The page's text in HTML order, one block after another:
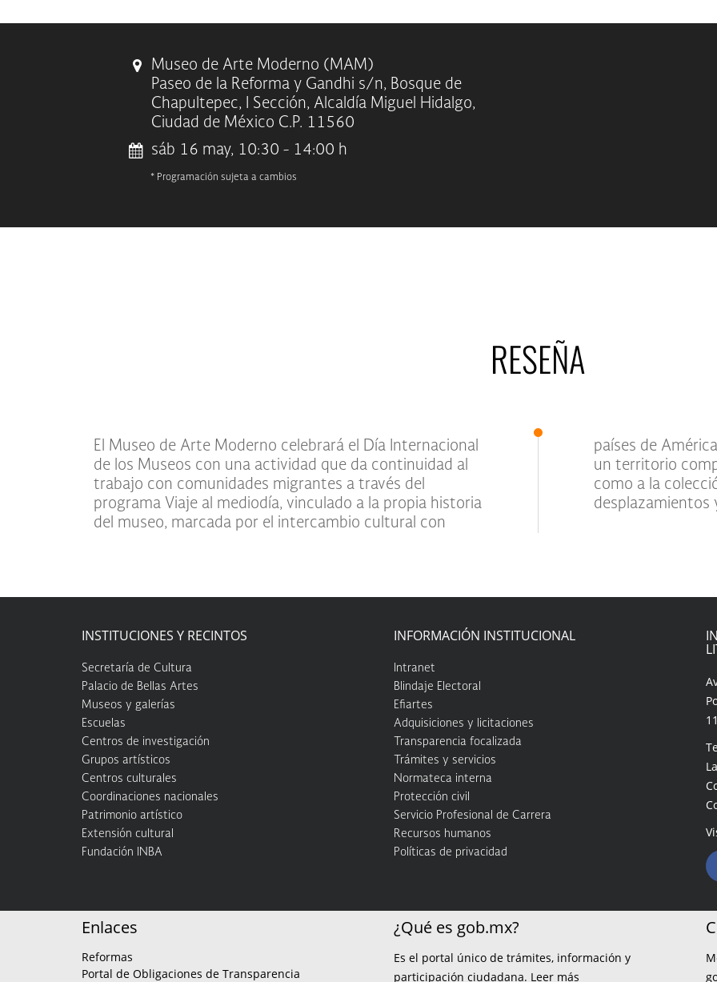
Museo de Arte Moderno (MAM)
Paseo de la Reforma y Gandhi s/n, Bosque de
Chapultepec, I Sección, Alcaldía Miguel Hidalgo,
Ciudad de México C.P. 11560
sáb 16 may, 10:30 - 14:00 h
* Programación sujeta a cambios
RESEÑA
El Museo de Arte Moderno celebrará el Día Internacional
de los Museos con una actividad que da continuidad al
trabajo con comunidades migrantes a través del
programa Viaje al mediodía, vinculado a la propia historia
del museo, marcada por el intercambio cultural con
países de América Latina, entendiendo a la región como
un territorio compartido de identidad y pertenencia, así
como a la colección en la que persiste una huella de los
desplazamientos
INSTITUCIONES Y RECINTOS
Secretaría de Cultura
Palacio de Bellas Artes
Museos y galerías
Escuelas
Centros de investigación
Grupos artísticos
Centros culturales
Coordinaciones nacionales
Patrimonio artístico
Extensión cultural
Fundación INBA
INFORMACIÓN INSTITUCIONAL
Intranet
Blindaje Electoral
Efiartes
Adquisiciones y licitaciones
Transparencia focalizada
Trámites y servicios
Normateca interna
Protección civil
Servicio Profesional de Carrera
Recursos humanos
Políticas de privacidad
Enlaces
Reformas
Portal de Obligaciones de Transparencia
¿Qué es gob.mx?
Es el portal único de trámites, información y
participación ciudadana. Leer más